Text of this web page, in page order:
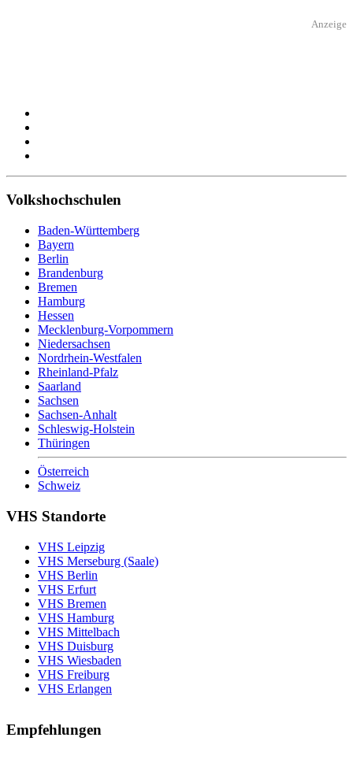
Anzeige
Volkshochschulen
Baden-Württemberg
Bayern
Berlin
Brandenburg
Bremen
Hamburg
Hessen
Mecklenburg-Vorpommern
Niedersachsen
Nordrhein-Westfalen
Rheinland-Pfalz
Saarland
Sachsen
Sachsen-Anhalt
Schleswig-Holstein
Thüringen
Österreich
Schweiz
VHS Standorte
VHS Leipzig
VHS Merseburg (Saale)
VHS Berlin
VHS Erfurt
VHS Bremen
VHS Hamburg
VHS Mittelbach
VHS Duisburg
VHS Wiesbaden
VHS Freiburg
VHS Erlangen
Empfehlungen